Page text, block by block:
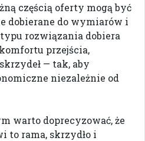
częścią oferty mogą być
dobierane do wymiarów i
rozwiązania dobiera
przejścia,
— tak, aby
niezależnie od
warto doprecyzować, że
to rama, skrzydło i